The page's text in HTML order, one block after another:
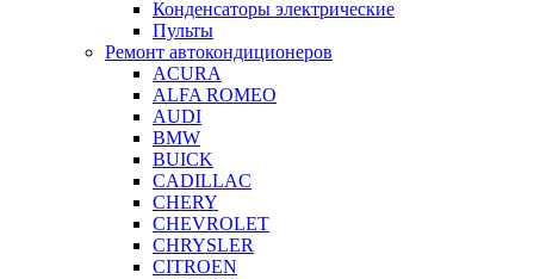
Конденсаторы электрические
Пульты
Ремонт автокондиционеров
ACURA
ALFA ROMEO
AUDI
BMW
BUICK
CADILLAC
CHERY
CHEVROLET
CHRYSLER
CITROEN